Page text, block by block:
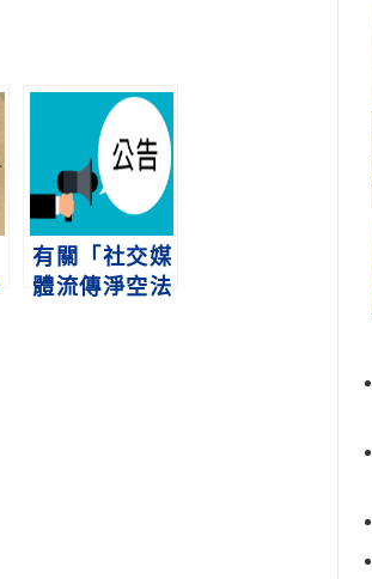
有關「社交媒
體流傳淨空法